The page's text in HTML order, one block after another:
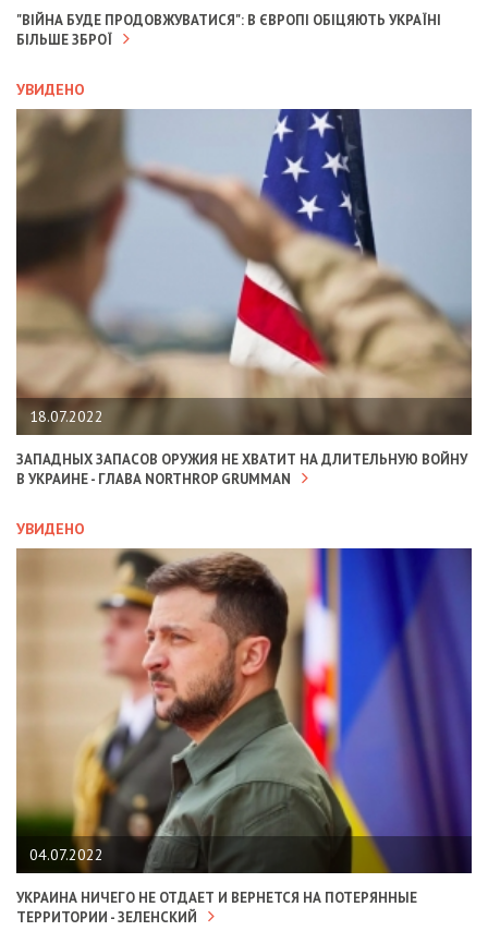
"ВІЙНА БУДЕ ПРОДОВЖУВАТИСЯ": В ЄВРОПІ ОБІЦЯЮТЬ УКРАЇНІ
БІЛЬШЕ ЗБРОЇ
УВИДЕНО
18.07.2022
ЗАПАДНЫХ ЗАПАСОВ ОРУЖИЯ НЕ ХВАТИТ НА ДЛИТЕЛЬНУЮ ВОЙНУ
В УКРАИНЕ - ГЛАВА NORTHROP GRUMMAN
УВИДЕНО
04.07.2022
УКРАИНА НИЧЕГО НЕ ОТДАЕТ И ВЕРНЕТСЯ НА ПОТЕРЯННЫЕ
ТЕРРИТОРИИ - ЗЕЛЕНСКИЙ